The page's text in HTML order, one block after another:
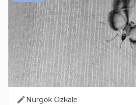
Nurgök Özkale